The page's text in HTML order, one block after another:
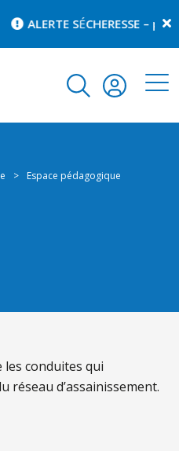
ALERTE S ÉCHERESSE –
> Espace pédagogique
les conduites qui
réseau d’assainissement.